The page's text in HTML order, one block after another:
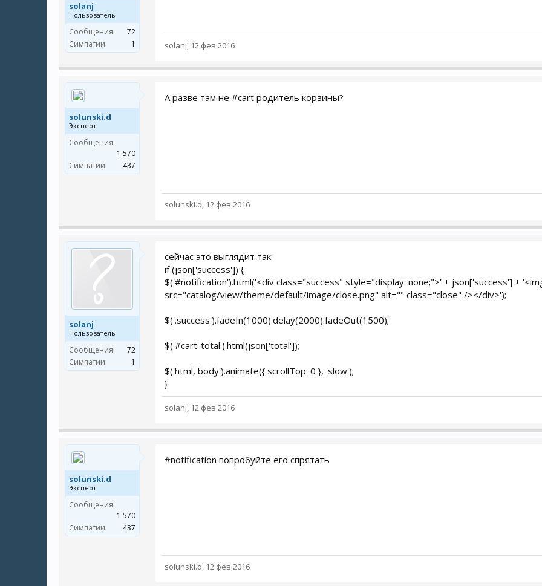
solanj
Пользователь
Сообщения:
72
Симпатии:
1 solanj, 12 фев 2016
solunski.d
Эксперт
Сообщения:
1.570
Симпатии:
437
А разве там не #cart родитель корзины?
solunski.d, 12 фев 2016
solanj
Пользователь
Сообщения:
72
Симпатии:
1
сейчас это выглядит так:
if (json['success']) {
$('#notification').html('<div class="success" style="display: none;">' + json['success'] +
src="catalog/view/theme/default/image/close.png" alt="" class="close" /></div>');
$('.success').fadeIn(1000).delay(2000).fadeOut(1500);
$('#cart-total').html(json['total']);
$('html, body').animate({ scrollTop: 0 }, 'slow');
}
solanj, 12 фев 2016
solunski.d
Эксперт
Сообщения:
1.570
Симпатии:
437
#notification попробуйте его спрятать
solunski.d, 12 фев 2016